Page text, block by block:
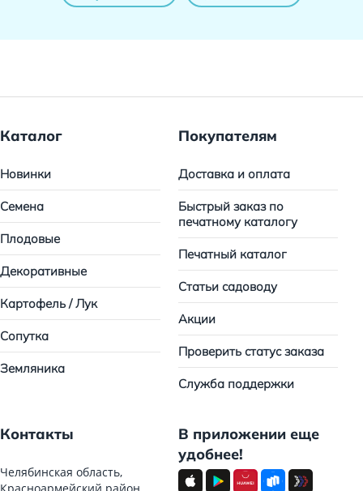
Каталог
Новинки
Семена
Плодовые
Декоративные
Картофель / Лук
Сопутка
Земляника
Покупателям
Доставка и оплата
Быстрый заказ по
печатному каталогу
Печатный каталог
Статьи садоводу
Акции
Проверить статус заказа
Служба поддержки
Контакты
Челябинская область,
В приложении еще
удобнее!